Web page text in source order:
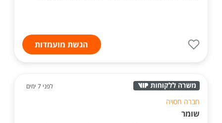
הגשת מועמדות
לפני 7 ימים
חברה חסויה
שומר